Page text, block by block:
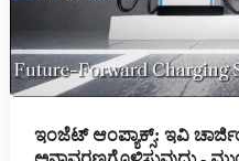
ಇಂಜೆಟ್ ಆಂಪ್ಯಾಕ್ಸ್: ಇವಿ